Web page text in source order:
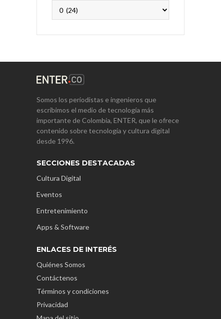
Somos los periodistas e ingenieros que
escribimos el medio de tecnología más
importante de Colombia, ENTER, que le ofrece
contenido sobre tecnología y cultura digital
desde 1996.
SECCIONES DESTACADAS
Cultura Digital
Eventos
Entretenimiento
Apps & Software
ENLACES DE INTERÉS
Quiénes Somos
Contáctenos
Términos y condiciones
Privacidad